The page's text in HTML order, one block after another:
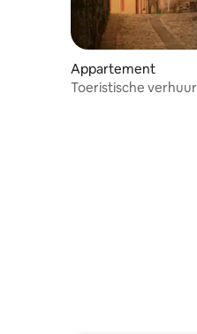
Appartement
Toeristische